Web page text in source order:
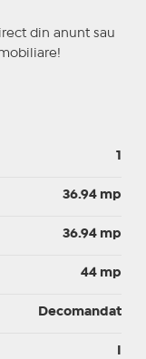
din anunt sau
1
36.94 mp
36.94 mp
44 mp
Decomandat